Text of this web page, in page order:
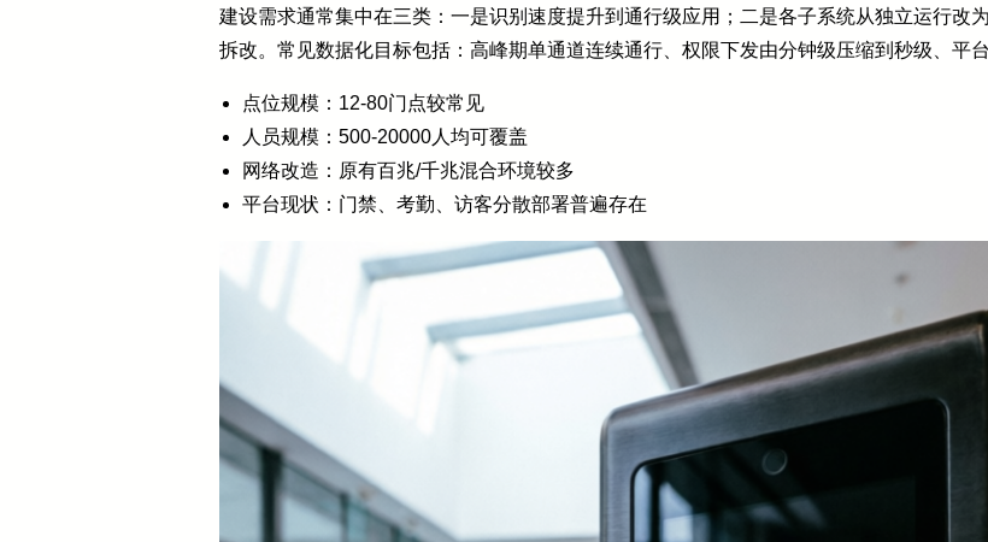
建设需求通常集中在三类：一是识别速度提升到通行级应用；二是各子系统从独立运行改
拆改。常见数据化目标包括：高峰期单通道连续通行、权限下发由分钟级压缩到秒级、平
点位规模：12-80门点较常见
人员规模：500-20000人均可覆盖
网络改造：原有百兆/千兆混合环境较多
平台现状：门禁、考勤、访客分散部署普遍存在